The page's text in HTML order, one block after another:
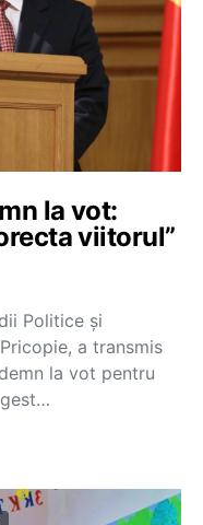
la vot:
viitorul”
Politice și
a transmis
la vot pentru